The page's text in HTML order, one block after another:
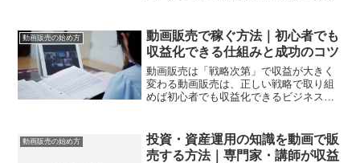
動画販売の始め方
動画販売で稼ぐ方法｜初心者でも
収益化できる仕組みと成功のコツ
動画販売は「戦略次第」で収益が大きく
変わる動画販売は、正しい戦略で取り組
めば初心者でも収益化できるビジネスで
びターゲット設定販売設計この3つです。
この記事では、動画販売...
動画販売の始め方
投資・資産運用の知識を動画で販
売する方法｜専門家・講師が収益